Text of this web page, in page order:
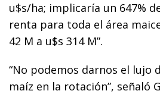
u$s/ha; implicaría un 647%
renta para toda el área
42 M a u$s 314 M”.
“No podemos darnos el lujo
maíz en la rotación”, señaló